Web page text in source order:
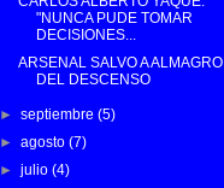
"NUNCA PUDE TOMAR
DECISIONES...
ARSENAL SALVO A ALMAGRO
DEL DESCENSO
►septiembre(5)
►agosto(7)
►julio(4)